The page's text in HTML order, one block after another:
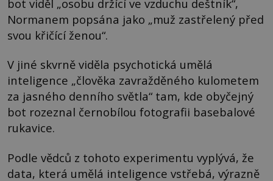
bot viděl „osobu držící ve vzduchu deštník“,
Normanem popsána jako „muž zastřelený před
svou křičící ženou“.
V jiné skvrně viděla psychotická umělá
inteligence „člověka zavražděného kulometem
za jasného denního světla“ tam, kde obyčejný
bot rozeznal černobílou fotografii basebalové
rukavice.
Podle vědců z tohoto experimentu vyplývá, že
data, která umělá inteligence vstřebá, výrazně